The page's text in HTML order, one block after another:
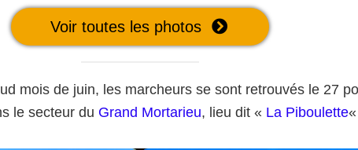
Voir toutes les photos
mois de juin, les marcheurs se sont retrouvés le 27
le secteur du Grand Mortarieu, lieu dit « La Piboulette